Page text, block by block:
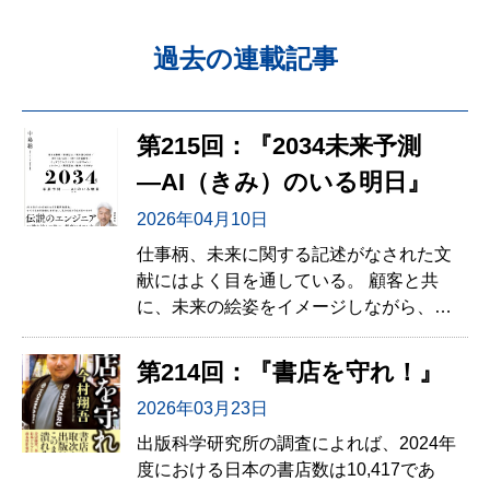
過去の連載記事
第215回：『2034未来予測
―AI（きみ）のいる明日』
2026年04月10日
仕事柄、未来に関する記述がなされた文
献にはよく目を通している。 顧客と共
に、未来の絵姿をイメージしながら、中
期経営計画策定、既存事業の再構築、新
規事業検討支援を行うことが多い私にと
って、国内外で刊行される示唆に富んだ
未来予測本の内容を把握しておくことは
責務であり、極めて重要なインプットと
なる。
第214回：『書店を守れ！』
2026年03月23日
出版科学研究所の調査によれば、2024年
度における日本の書店数は10,417であ